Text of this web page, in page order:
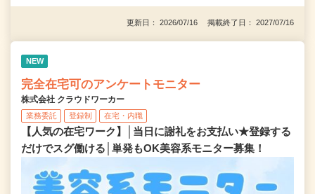
更新日： 2026/07/16 掲載終了日： 2027/07/16
NEW
完全在宅可のアンケートモニター
株式会社 クラウドワーカー
業務委託 登録制 在宅・内職
【人気の在宅ワーク】│当日に謝礼をお支払い★登録する
だけでスグ働ける│単発もOK美容系モニター募集！